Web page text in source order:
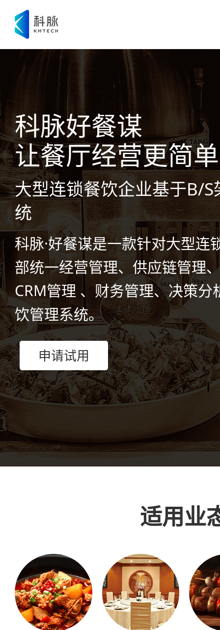
科脉好餐谋
让餐厅经营更简单
大型连锁餐饮企业基于B/
统
科脉·好餐谋是一款针对大型连
部统一经营管理、供应链管理
CRM管理 、财务管理、决策
饮管理系统。
申请试用
适用业